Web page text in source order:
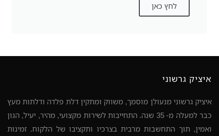
לחץ כאן
איציק גרשוני
איציק גרשוני מנעולן מוסמך, משווק ומתקין דלת פלדה ודלתות מעץ
כבר למעלה מ- 35 שנה. התחייבות לשירות מקצועי, מהיר, יעיל, הגון
ואמין, תוך התחשבות מרבית בצרכיו ותקציבו של הלקוח. זמינות